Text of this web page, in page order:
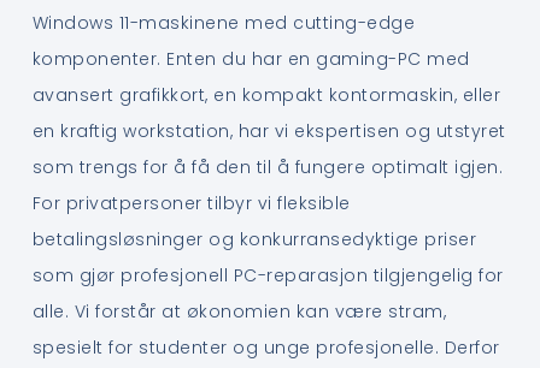
Windows 11-maskinene med cutting-edge
komponenter. Enten du har en gaming-PC med
avansert grafikkort, en kompakt kontormaskin, eller
en kraftig workstation, har vi ekspertisen og utstyret
som trengs for å få den til å fungere optimalt igjen.
For privatpersoner tilbyr vi fleksible
betalingsløsninger og konkurransedyktige priser
som gjør profesjonell PC-reparasjon tilgjengelig for
alle. Vi forstår at økonomien kan være stram,
spesielt for studenter og unge profesjonelle. Derfor